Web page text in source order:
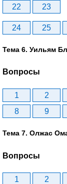
22
23
24 25
Тема 6. Уильям
Вопросы
1 2
8
9
Тема 7. Олжас
Вопросы
1 2